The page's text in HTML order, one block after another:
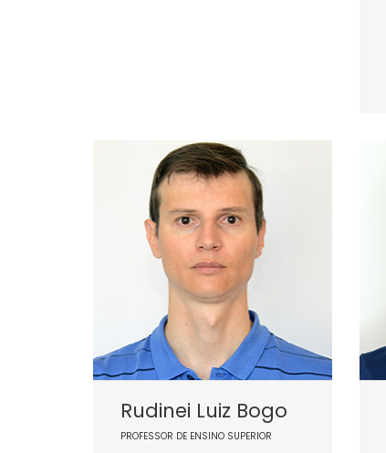
Rudinei Luiz Bogo
PROFESSOR DE ENSINO SUPERIOR